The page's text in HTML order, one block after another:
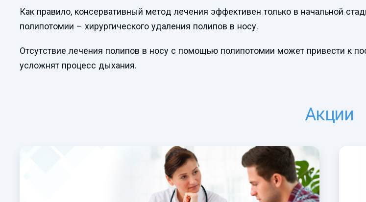
Как правило, консервативный метод лечения эффективен только в начальной
полипотомии – хирургического удаления полипов в носу.
Отсутствие лечения полипов в носу с помощью полипотомии может привести к
усложнят процесс дыхания.
Акции